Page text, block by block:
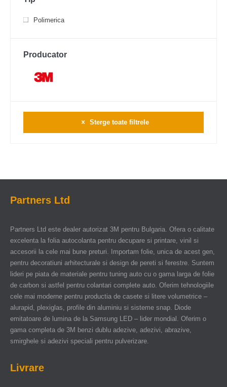
Polimerica
Producator
Sterge toate filtrele
Partners Ltd
Partners Ltd este dealer autorizat 3M pentru Bulgaria. Ofera o calitate
excelenta la folia autocolanta pentru decupare si printare, vinil si
accesorii la cele mai bune preturi. Importam folie, unica de acest gen,
pentru decoratiuni arhitecturale si design de pereti si ferestre. Suntem
lideri pe piata de materiale pentru tuning auto cu o gama larga de folie
de carbon si astfel pentru colantari complete auto. Oferim tehnologiile
cele mai moderne pentru productia de casete si litere volumetrice –
alurapid, plexiglas, profile din aluminiu si sisteme snap. Diode
emitatoare de lumina de la Samsung LED – lider mondial. Oferim o
gama completa de 3M benzi dublu adezive, adezivi, abrazive,
smirghele si adezivi speciali pentru pulverizare.
Livrare